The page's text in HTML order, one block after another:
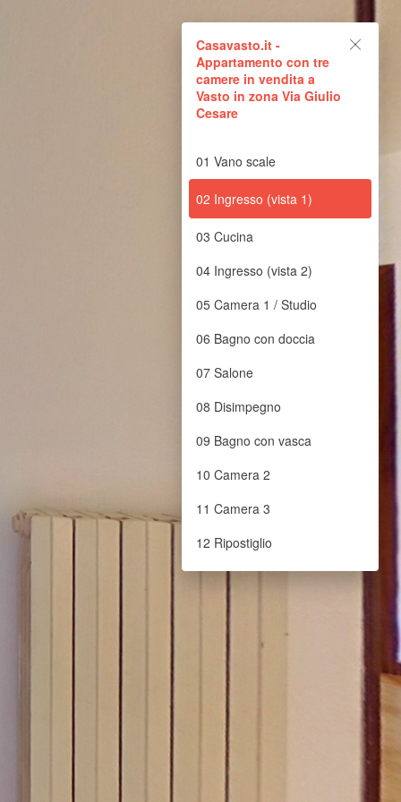
Casavasto.it -
Appartamento con tre
camere in vendita a
Vasto in zona Via Giulio
Cesare
01 Vano scale
02 Ingresso (vista 1)
03 Cucina
04 Ingresso (vista 2)
05 Camera 1 / Studio
06 Bagno con doccia
07 Salone
08 Disimpegno
09 Bagno con vasca
10 Camera 2
11 Camera 3
12 Ripostiglio
Vasto in zona Via Giulio
in vendita infatti è costituita da un appartamento con tre camere,
le poste, gli impianti sportivi, etc., tutti distanti poche centinaia
cucina abitabile e un grande salone per le tue occasioni speciali e
Caratteristica la posizione della terza camera a ridosso
oasi e regaleranno ad ogni ambiente un’atmosfera unica! Una
a quella della sua location. Cosa aspetti, allora? Contattami